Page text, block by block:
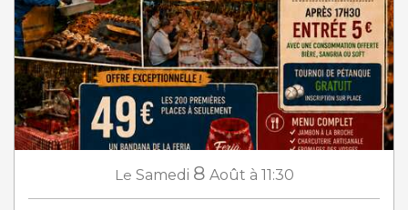
Le Samedi 8 Août à 11:30